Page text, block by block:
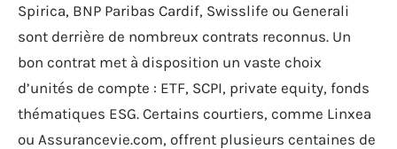
Spirica, BNP Paribas Cardif, Swisslife ou Generali
sont derrière de nombreux contrats reconnus. Un
bon contrat met à disposition un vaste choix
d’unités de compte : ETF, SCPI, private equity, fonds
thématiques ESG. Certains courtiers, comme Linxea
ou Assurancevie.com, offrent plusieurs centaines de